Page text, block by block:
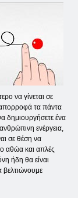
να γίνεται σε
απορροφά τα πάντα
δημιουργήσετε ένα
ενέργεια,
σε θέση να
αθώα και απλές
ήδη θα είναι
βελτιώνουμε